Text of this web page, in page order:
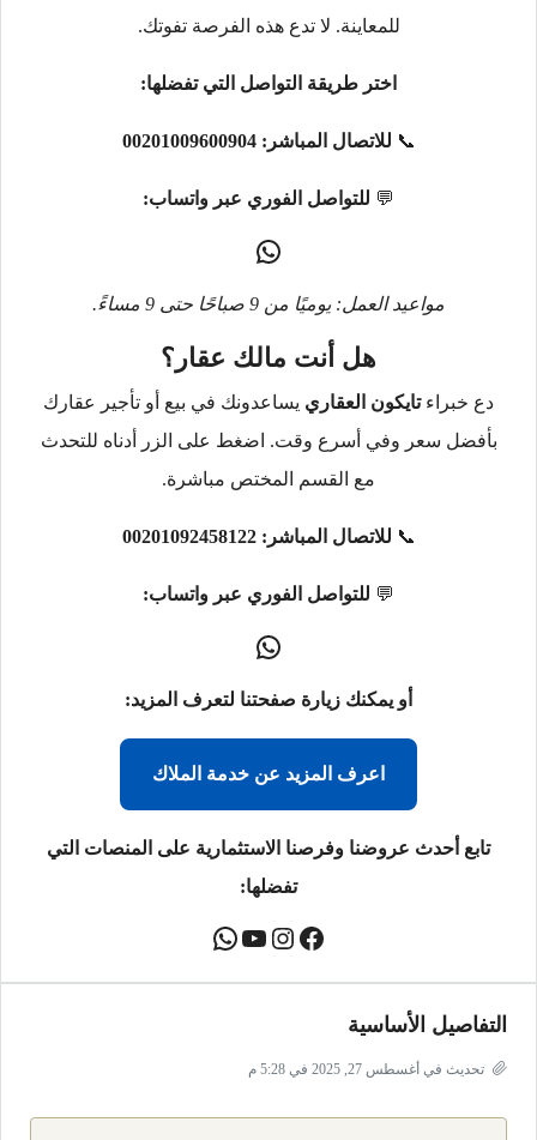
للمعاينة. لا تدع هذه الفرصة تفوتك.
اختر طريقة التواصل التي تفضلها:
📞 للاتصال المباشر: 00201009600904
💬 للتواصل الفوري عبر واتساب:
مواعيد العمل: يوميًا من 9 صباحًا حتى 9 مساءً.
هل أنت مالك عقار؟
دع خبراءتايكون العقاري يساعدونك في بيع أو تأجير عقارك
بأفضل سعر وفي أسرع وقت. اضغط على الزر أدناه للتحدث
مع القسم المختص مباشرة.
📞 للاتصال المباشر: 00201092458122
💬 للتواصل الفوري عبر واتساب:
أو يمكنك زيارة صفحتنا لتعرف المزيد:
اعرف المزيد عن خدمة الملاك
تابع أحدث عروضنا وفرصنا الاستثمارية على المنصات التي
تفضلها:
التفاصيل الأساسية
تحديث في أغسطس 27, 2025 في 5:28 م